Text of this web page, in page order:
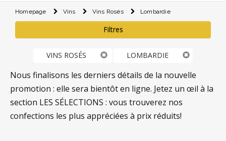
VINS
SPÉCIALITÉS
SÉLECTIONS
ACCESSOIRES
PROMOS
PROMOTIONS
Homepage Vins Vins Rosés Lombardie
Filtres
VINS ROSÉS LOMBARDIE
Nous finalisons les derniers détails de la nouvelle
promotion : elle sera bientôt en ligne. Jetez un œil à la
section LES SÉLECTIONS : vous trouverez nos
confections les plus appréciées à prix réduits!